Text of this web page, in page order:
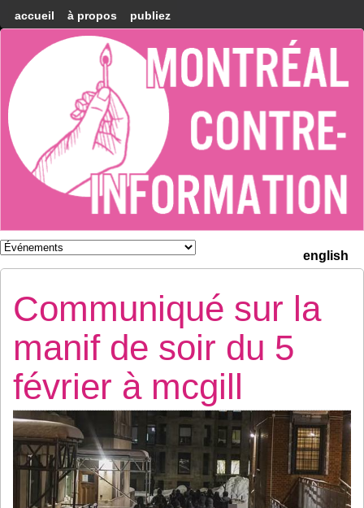
accueil à propos publiez
Montréal
Counter-
information
english
Communiqué sur la
manif de soir du 5
février à mcgill